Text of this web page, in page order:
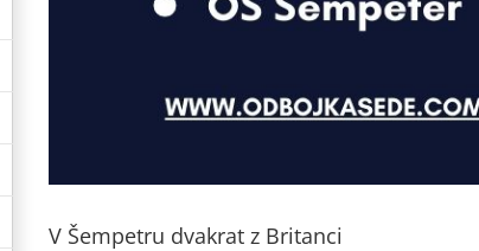
V Šempetru dvakrat z Britanci